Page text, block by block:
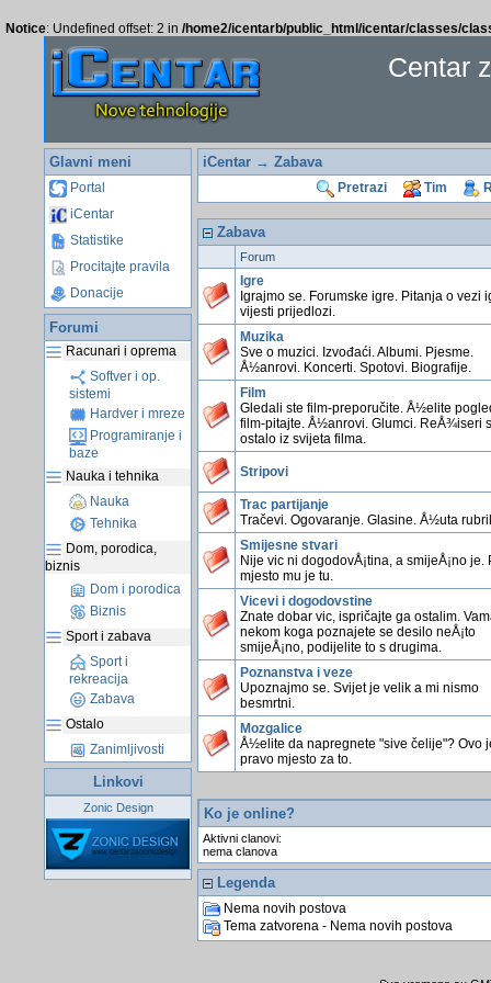
Notice: Undefined offset: 2 in /home2/icentarb/public_html/icentar/classes/
Centar
Glavni meni
Portal
iCentar
Statistike
Procitajte pravila
Donacije
Forumi
Racunari i oprema
Softver i op.
sistemi
Hardver i mreze
Programiranje i
baze
Nauka i tehnika
Nauka
Tehnika
Dom, porodica,
biznis
Dom i porodica
Biznis
Sport i zabava
Sport i
rekreacija
Zabava
Ostalo
Zanimljivosti
Linkovi
Zonic Design
iCentar→ Zabava
Pretrazi Tim
Zabava
Forum
Igre
Igrajmo se. Forumske igre. Pitanja o vezi
vijesti prijedlozi.
Muzika
Sve o muzici. Izvođaći. Albumi. Pjesme.
Å½anrovi. Koncerti. Spotovi. Biografije.
Film
Gledali ste film-preporučite. Å½elite
film-pitajte. Å½anrovi. Glumci. ReÅ¾iseri
ostalo iz svijeta filma.
Stripovi
Trac partijanje
Tračevi. Ogovaranje. Glasine. Å½uta
Smijesne stvari
Nije vic ni dogodovÅ¡tina, a smijeÅ¡no je.
mjesto mu je tu.
Vicevi i dogodovstine
Znate dobar vic, ispričajte ga ostalim.
nekom koga poznajete se desilo neÅ¡to
smijeÅ¡no, podijelite to s drugima.
Poznanstva i veze
Upoznajmo se. Svijet je velik a mi nismo
besmrtni.
Mozgalice
Å½elite da napregnete "sive čelije"? Ovo
pravo mjesto za to.
Ko je online?
Aktivni clanovi:
nema clanova
Legenda
Nema novih postova
Tema zatvorena - Nema novih postova